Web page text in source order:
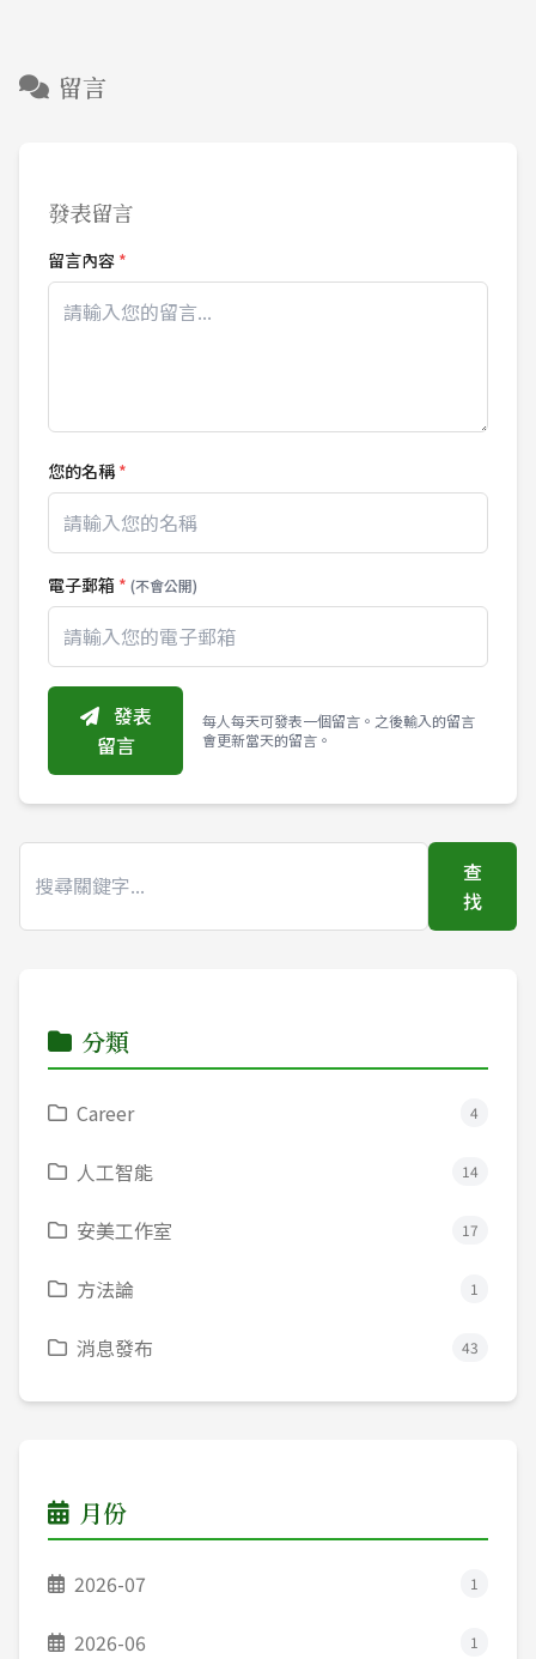
留言
發表留言
留言內容 *
您的名稱 *
電子郵箱 * (不會公開)
發表
留言
每人每天可發表一個留言。之後輸入的留言
會更新當天的留言。
查
找
分類
Career 4
人工智能 14
安美工作室 17
方法論 1
消息發布 43
月份
2026-07 1
2026-06 1